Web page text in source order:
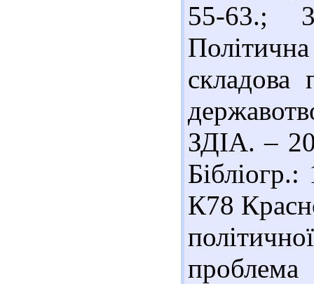
55-63.;
складова
ЗДІА. –
К78